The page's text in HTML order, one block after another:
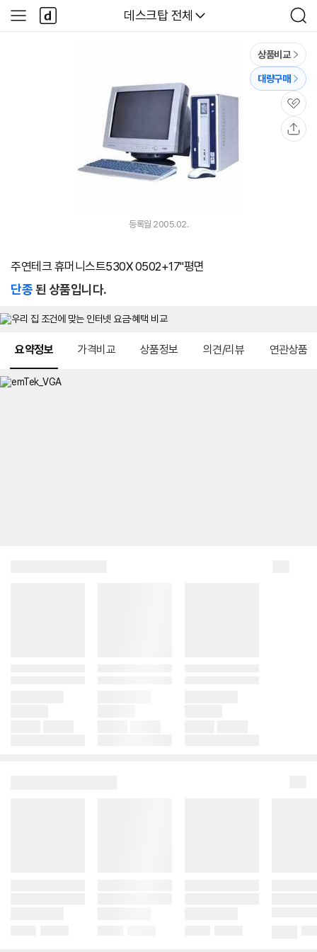
다나와
데스크탑 전체
검
색
사
이
다
나
와
상품비교
대량구매
관
심
등록월 2005.02.
주연테크 휴머니스트530X 0502+17"평면
단종된 상품입니다.
요약정보 가격비교 상품정보 의견/리뷰 연관상품